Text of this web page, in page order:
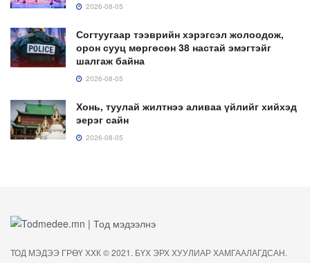
2026-08-05
Согтуугаар тээврийн хэрэгсэл жолоодож,
орон сууц мөргөсөн 38 настай эмэгтэйг
шалгаж байна
2026-08-05
Хонь, туулай жилтнээ аливаа үйлийг хийхэд
эерэг сайн
2026-08-05
ТОД МЭДЭЭ ГРӨҮ ХХК © 2021. БҮХ ЭРХ ХУУЛИАР ХАМГААЛАГДСАН.